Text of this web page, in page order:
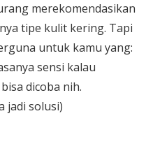
merekomendasikan
tipe kulit kering. Tapi
untuk kamu yang:
sensi kalau
dicoba nih.
jadi solusi)